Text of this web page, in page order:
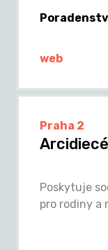
web
Praha 2
Poskytuje
pro rodiny a